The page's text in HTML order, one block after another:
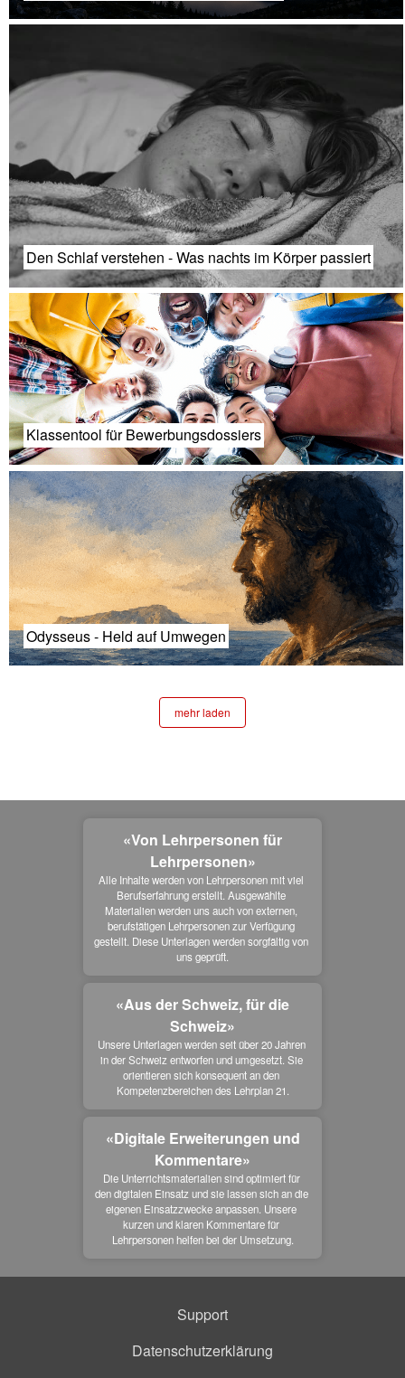
Den Schlaf verstehen - Was nachts im Körper passiert
Klassentool für Bewerbungsdossiers
Odysseus - Held auf Umwegen
mehr laden
«Von Lehrpersonen für
Lehrpersonen»
Alle Inhalte werden von Lehrpersonen mit viel
Berufserfahrung erstellt. Ausgewählte
Materialien werden uns auch von externen,
berufstätigen Lehrpersonen zur Verfügung
gestellt. Diese Unterlagen werden sorgfältig von
uns geprüft.
«Aus der Schweiz, für die
Schweiz»
Unsere Unterlagen werden seit über 20 Jahren
in der Schweiz entworfen und umgesetzt. Sie
orientieren sich konsequent an den
Kompetenzbereichen des Lehrplan 21.
«Digitale Erweiterungen und
Kommentare»
Die Unterrichtsmaterialien sind optimiert für
den digitalen Einsatz und sie lassen sich an die
eigenen Einsatzzwecke anpassen. Unsere
kurzen und klaren Kommentare für
Lehrpersonen helfen bei der Umsetzung.
Support
Datenschutzerklärung